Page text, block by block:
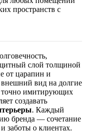
пространств с
слой толщиной
от царапин и
вид на долгие
точно имитирующих
создавать
. Каждый
бренда — сочетание
заботы о клиентах.